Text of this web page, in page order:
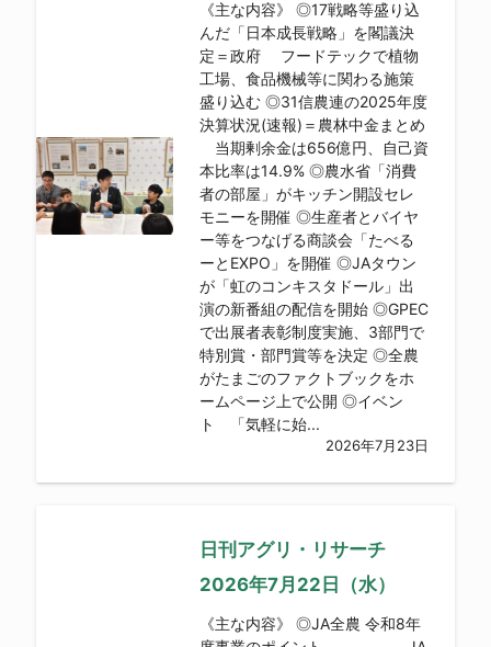
《主な内容》 ◎17戦略等盛り込
んだ「日本成長戦略」を閣議決
定＝政府 フードテックで植物
工場、食品機械等に関わる施策
盛り込む ◎31信農連の2025年度
決算状況(速報)＝農林中金まとめ
当期剰余金は656億円、自己資
本比率は14.9% ◎農水省「消費
者の部屋」がキッチン開設セレ
モニーを開催 ◎生産者とバイヤ
ー等をつなげる商談会「たべる
ーとEXPO」を開催 ◎JAタウン
が「虹のコンキスタドール」出
演の新番組の配信を開始 ◎GPEC
で出展者表彰制度実施、3部門で
特別賞・部門賞等を決定 ◎全農
がたまごのファクトブックをホ
ームページ上で公開 ◎イベン
ト 「気軽に始...
2026年7月23日
日刊アグリ・リサーチ
2026年7月22日（水）
《主な内容》 ◎JA全農 令和8年